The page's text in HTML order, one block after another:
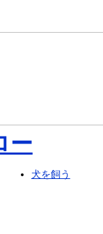
ー
犬を飼う